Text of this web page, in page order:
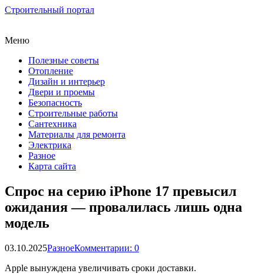
Строительный портал
Меню
Полезные советы
Отопление
Дизайн и интерьер
Двери и проемы
Безопасность
Строительные работы
Сантехника
Материалы для ремонта
Электрика
Разное
Карта сайта
Спрос на серию iPhone 17 превысил
ожидания — провалилась лишь одна
модель
03.10.2025РазноеКомментарии: 0
Apple вынуждена увеличивать сроки доставки.